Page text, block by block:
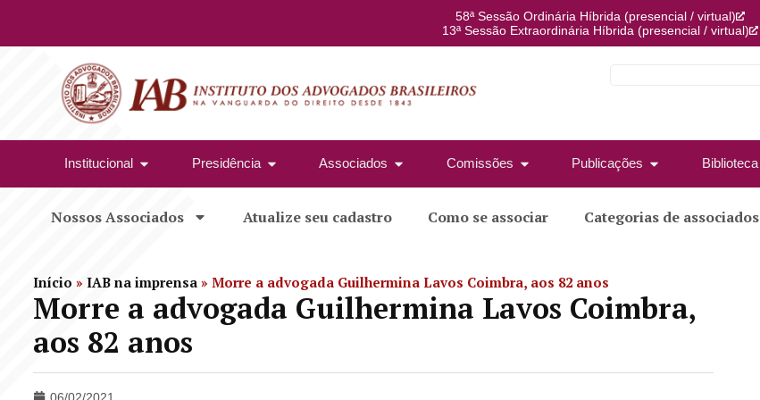
58ª Sessão Ordinária Híbrida (presencial / virtual)
13ª Sessão Extraordinária Híbrida (presencial / virtual)
Institucional Presidência Associados Comissões Publicações Biblioteca
Nossos Associados Atualize seu cadastro Como se associar Categorias de associados
Início » IAB na imprensa » Morre a advogada Guilhermina Lavos Coimbra, aos 82 anos
Morre a advogada Guilhermina Lavos Coimbra,
aos 82 anos
06/02/2021